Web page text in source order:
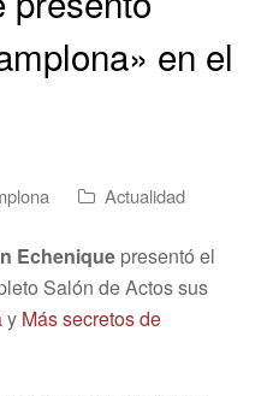
en el
Actualidad
Echenique presentó el
Salón de Actos sus
y Más secretos de